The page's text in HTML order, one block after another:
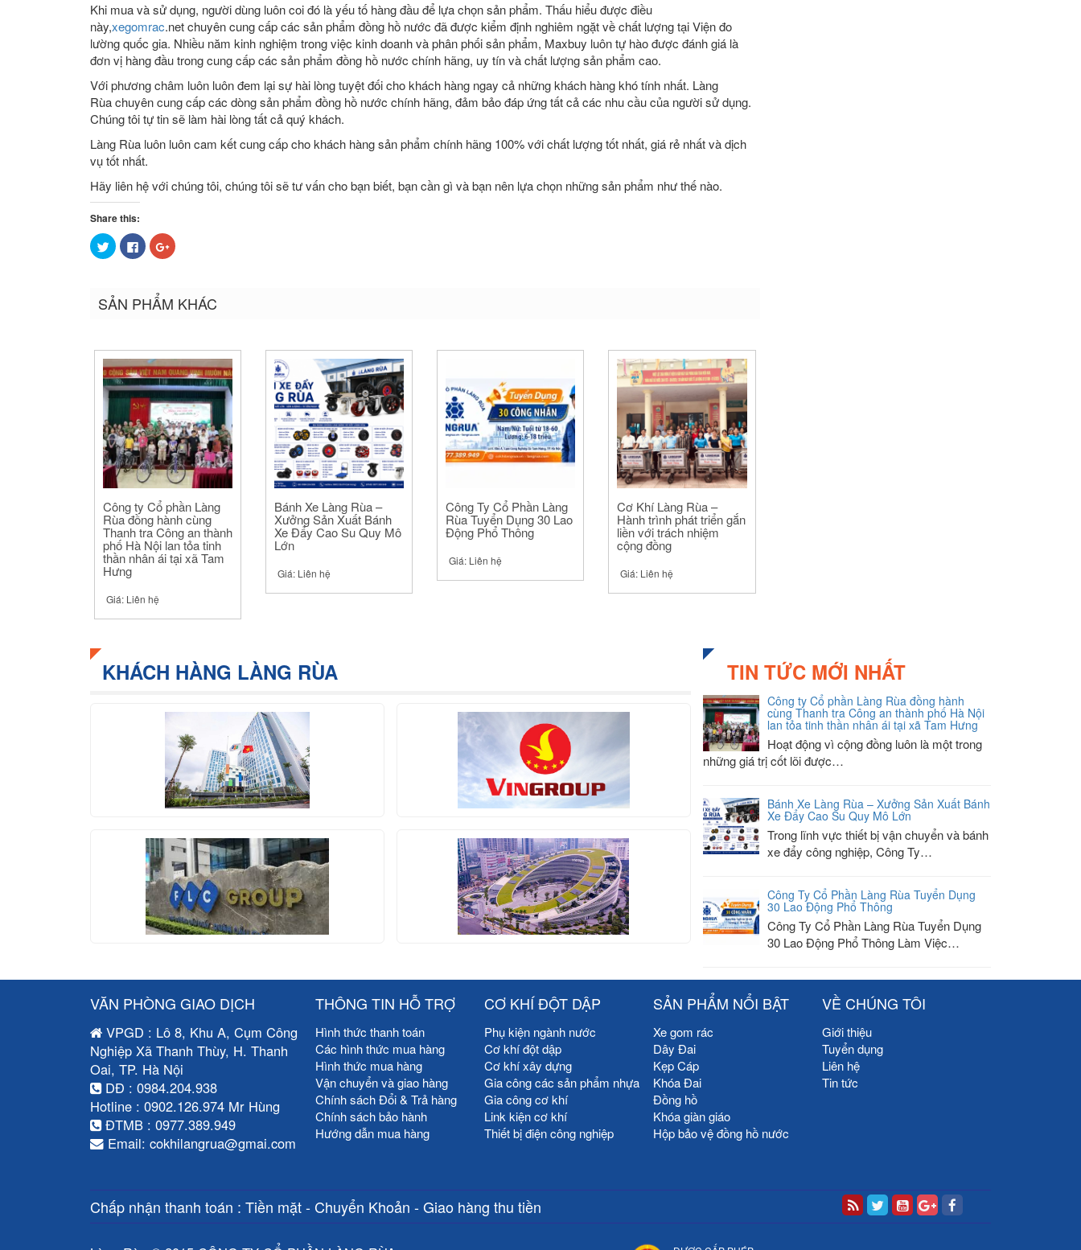
Khi mua và sử dụng, người dùng luôn coi đó là yếu tố hàng đầu để lựa chọn sản phẩm. Thấu hiểu được điều
này,xegomrac.net chuyên cung cấp các sản phẩm đồng hồ nước đã được kiểm định nghiêm ngặt về chất lượng tại Viện đo
lường quốc gia. Nhiều năm kinh nghiệm trong việc kinh doanh và phân phối sản phẩm, Maxbuy luôn tự hào được đánh giá là
đơn vị hàng đầu trong cung cấp các sản phẩm đồng hồ nước chính hãng, uy tín và chất lượng sản phẩm cao.
Với phương châm luôn luôn đem lại sự hài lòng tuyệt đối cho khách hàng ngay cả những khách hàng khó tính nhất. Làng
Rùa chuyên cung cấp các dòng sản phẩm đồng hồ nước chính hãng, đảm bảo đáp ứng tất cả các nhu cầu của người sử dụng.
Chúng tôi tự tin sẽ làm hài lòng tất cả quý khách.
Làng Rùa luôn luôn cam kết cung cấp cho khách hàng sản phẩm chính hãng 100% với chất lượng tốt nhất, giá rẻ nhất và dịch
vụ tốt nhất.
Hãy liên hệ với chúng tôi, chúng tôi sẽ tư vấn cho bạn biết, bạn cần gì và bạn nên lựa chọn những sản phẩm như thế nào.
Share this:
Bấm
để
chia
(Opens
in
Nhấn
vào
chia
Facebook
(Opens
in
Bấm
để
(Opens
in
SẢN PHẨM KHÁC
Công ty Cổ phần Làng
Rùa đồng hành cùng
Thanh tra Công an thành
phố Hà Nội lan tỏa tinh
thần nhân ái tại xã Tam
Hưng
Giá: Liên hệ
Bánh Xe Làng Rùa –
Xưởng Sản Xuất Bánh
Xe Đẩy Cao Su Quy Mô
Lớn
Giá: Liên hệ
Công Ty Cổ Phần Làng
Rùa Tuyển Dụng 30 Lao
Động Phổ Thông
Giá: Liên hệ
Cơ Khí Làng Rùa –
Hành trình phát triển gắn
liền với trách nhiệm
cộng đồng
Giá: Liên hệ
KHÁCH HÀNG LÀNG RÙA TIN TỨC MỚI NHẤT
Công ty Cổ phần Làng Rùa đồng hành
cùng Thanh tra Công an thành phố Hà Nội
lan tỏa tinh thần nhân ái tại xã Tam Hưng
Hoạt động vì cộng đồng luôn là một trong
những giá trị cốt lõi được…
Bánh Xe Làng Rùa – Xưởng Sản Xuất Bánh
Xe Đẩy Cao Su Quy Mô Lớn
Trong lĩnh vực thiết bị vận chuyển và bánh
xe đẩy công nghiệp, Công Ty…
Công Ty Cổ Phần Làng Rùa Tuyển Dụng
30 Lao Động Phổ Thông
Công Ty Cổ Phần Làng Rùa Tuyển Dụng
30 Lao Động Phổ Thông Làm Việc…
VĂN PHÒNG GIAO DỊCH
VPGD : Lô 8, Khu A, Cụm Công
Nghiệp Xã Thanh Thùy, H. Thanh
Oai, TP. Hà Nội
DĐ : 0984.204.938
Hotline : 0902.126.974 Mr Hùng
ĐTMB : 0977.389.949
Email: cokhilangrua@gmai.com
THÔNG TIN HỖ TRỢ
Hình thức thanh toán
Các hình thức mua hàng
Hình thức mua hàng
Vận chuyển và giao hàng
Chính sách Đổi & Trả hàng
Chính sách bảo hành
Hướng dẫn mua hàng
CƠ KHÍ ĐỘT DẬP
Phụ kiện ngành nước
Cơ khí đột dập
Cơ khí xây dựng
Gia công các sản phẩm nhựa
Gia công cơ khí
Link kiện cơ khí
Thiết bị điện công nghiệp
SẢN PHẨM NỔI BẬT
Xe gom rác
Dây Đai
Kẹp Cáp
Khóa Đai
Đồng hồ
Khóa giàn giáo
Hộp bảo vệ đồng hồ nước
VỀ CHÚNG TÔI
Giới thiệu
Tuyển dụng
Liên hệ
Tin tức
Chấp nhận thanh toán : Tiền mặt - Chuyển Khoản - Giao hàng thu tiền